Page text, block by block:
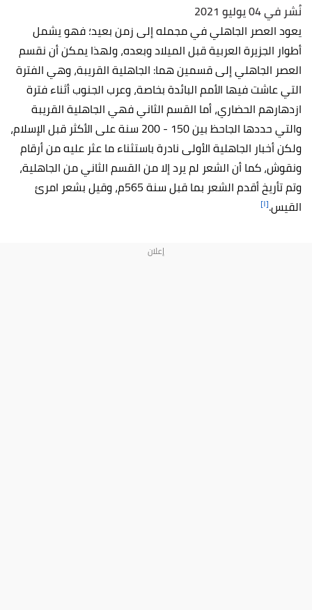
نُشر في 04 يوليو 2021
يعود العصر الجاهلي في مجمله إلى زمن بعيد؛ فهو يشمل
أطوار الجزيرة العربية قبل الميلاد وبعده، ولهذا يمكن أن نقسم
العصر الجاهلي إلى قسمين هما: الجاهلية القريبة، وهي الفترة
التي عاشت فيها الأمم البائدة بخاصة، وعرب الجنوب أثناء فترة
ازدهارهم الحضاري، أما القسم الثاني فهي الجاهلية القريبة
والتي حددها الجاحظ بين 150 - 200 سنة على الأكثر قبل الإسلام،
ولكن أخبار الجاهلية الأولى نادرة باستثناء ما عثر عليه من أرقام
ونقوش، كما أن الشعر لم يرد إلا من القسم الثاني من الجاهلية،
وتم تأريخ أقدم الشعر بما قبل سنة 565م، وقيل بشعر امرئ
القيس.[١]